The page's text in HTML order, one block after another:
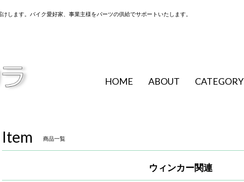
ます。バイク愛好家、事業主様をパーツの供給でサポートいたします。
HOME ABOUT CATEGORY
Item 商品一覧
ウィンカー関連